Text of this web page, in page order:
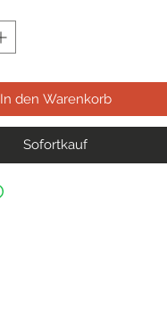
In den Warenkorb
Sofortkauf